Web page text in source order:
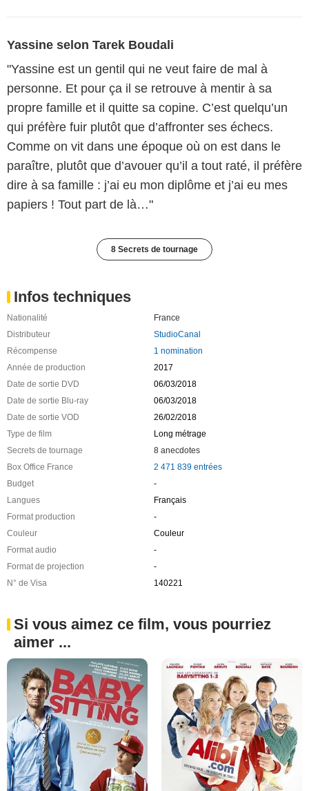
Yassine selon Tarek Boudali
"Yassine est un gentil qui ne veut faire de mal à
personne. Et pour ça il se retrouve à mentir à sa
propre famille et il quitte sa copine. C’est quelqu’un
qui préfère fuir plutôt que d’affronter ses échecs.
Comme on vit dans une époque où on est dans le
paraître, plutôt que d’avouer qu’il a tout raté, il préfère
dire à sa famille : j’ai eu mon diplôme et j’ai eu mes
papiers ! Tout part de là…"
8 Secrets de tournage
Infos techniques
Nationalité
France
Distributeur
StudioCanal
Récompense
1 nomination
Année de production
2017
Date de sortie DVD
06/03/2018
Date de sortie Blu-ray
06/03/2018
Date de sortie VOD
26/02/2018
Type de film
Long métrage
Secrets de tournage
8 anecdotes
Box Office France
2 471 839 entrées
Budget
-
Langues
Français
Format production
-
Couleur
Couleur
Format audio
-
Format de projection
-
N° de Visa
140221
Si vous aimez ce film, vous pourriez
aimer ...